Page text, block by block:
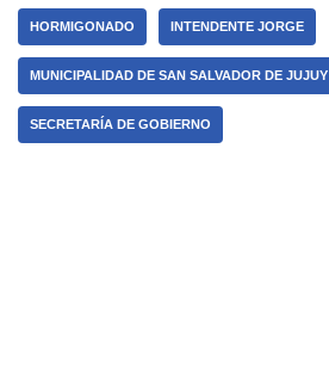
HORMIGONADO INTENDENTE JORGE
MUNICIPALIDAD DE SAN SALVADOR DE JUJUY
SECRETARÍA DE GOBIERNO